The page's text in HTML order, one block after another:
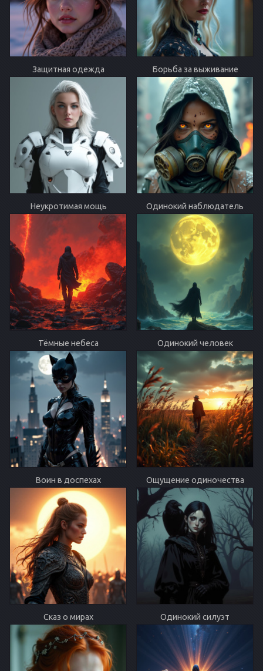
Защитная одежда Борьба за выживание
Неукротимая мощь Одинокий наблюдатель
Тёмные небеса Одинокий человек
Воин в доспехах Ощущение одиночества
Сказ о мирах Одинокий силуэт